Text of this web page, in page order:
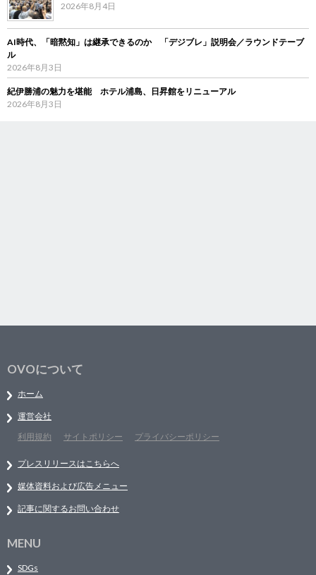
2026年8月4日
AI時代、「暗黙知」は継承できるのか 「デジブレ」説明会／ラウンドテーブ
ル
2026年8月3日
紀伊勝浦の魅力を堪能 ホテル浦島、日昇館をリニューアル
2026年8月3日
OVOについて
ホーム
運営会社
利用規約
サイトポリシー プライバシーポリシー
プレスリリースはこちらへ
媒体資料および広告メニュー
記事に関するお問い合わせ
MENU
SDGs